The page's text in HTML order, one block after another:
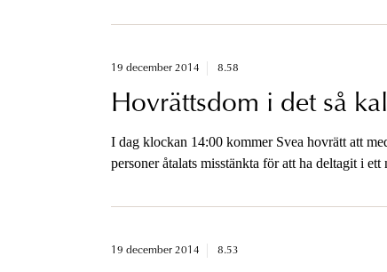
19 december 2014 8.58
Hovrättsdom i det så
I dag klockan 14:00 kommer Svea hovrätt att
personer åtalats misstänkta för att ha deltagit i
19 december 2014 8.53